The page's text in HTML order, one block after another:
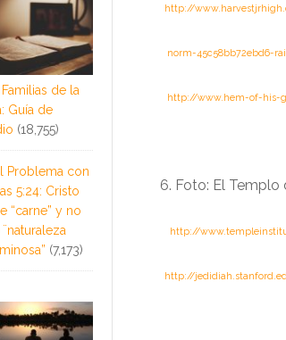
http://
norm-45c58bb72ebd6-
http://www.hem-of-his-
6. Foto: El Templo
http://
http://
de la
Guía de
(18,755)
Problema con
5:24: Cristo
“carne” y no
(7,173)